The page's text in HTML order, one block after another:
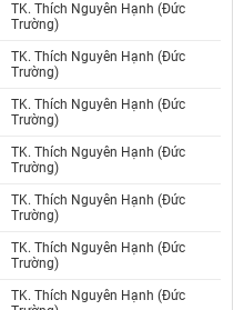
TK. Thích Nguyên Hạnh (Đức
Trường)
TK. Thích Nguyên Hạnh (Đức
Trường)
TK. Thích Nguyên Hạnh (Đức
Trường)
TK. Thích Nguyên Hạnh (Đức
Trường)
TK. Thích Nguyên Hạnh (Đức
Trường)
TK. Thích Nguyên Hạnh (Đức
Trường)
TK. Thích Nguyên Hạnh (Đức